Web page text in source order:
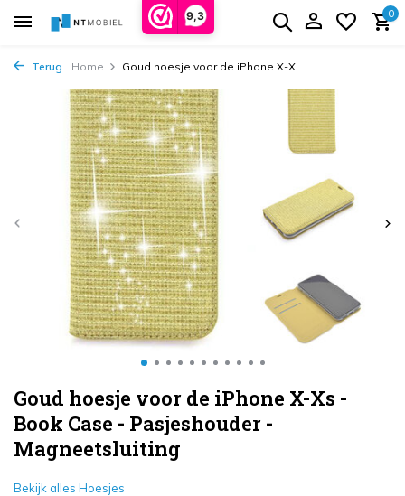
9,3 0
Terug Home Goud hoesje voor de iPhone X-X...
Goud hoesje voor de iPhone X-Xs -
Book Case - Pasjeshouder -
Magneetsluiting
Bekijk alles Hoesjes